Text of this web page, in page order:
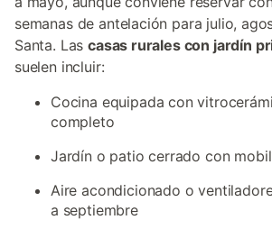
semanas de antelación para julio,
Santa. Lascasas rurales con jardín
suelen incluir:
Cocina equipada con
completo
Jardín o patio cerrado con
Aire acondicionado o
a septiembre